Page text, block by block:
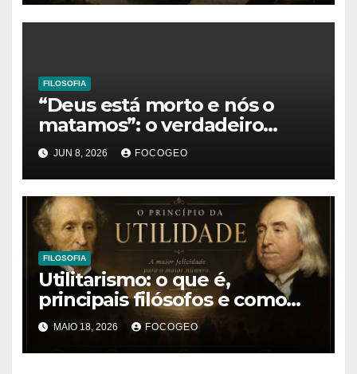
existência
FILOSOFIA
“Deus está morto e nós o
matamos”: o verdadeiro
significado da frase de
Friedrich Nietzsche
JUN 8, 2026 FOCOGEO
FILOSOFIA
Utilitarismo: o que é,
principais filósofos e como
essa teoria ética influencia a
sociedade moderna
MAIO 18, 2026 FOCOGEO